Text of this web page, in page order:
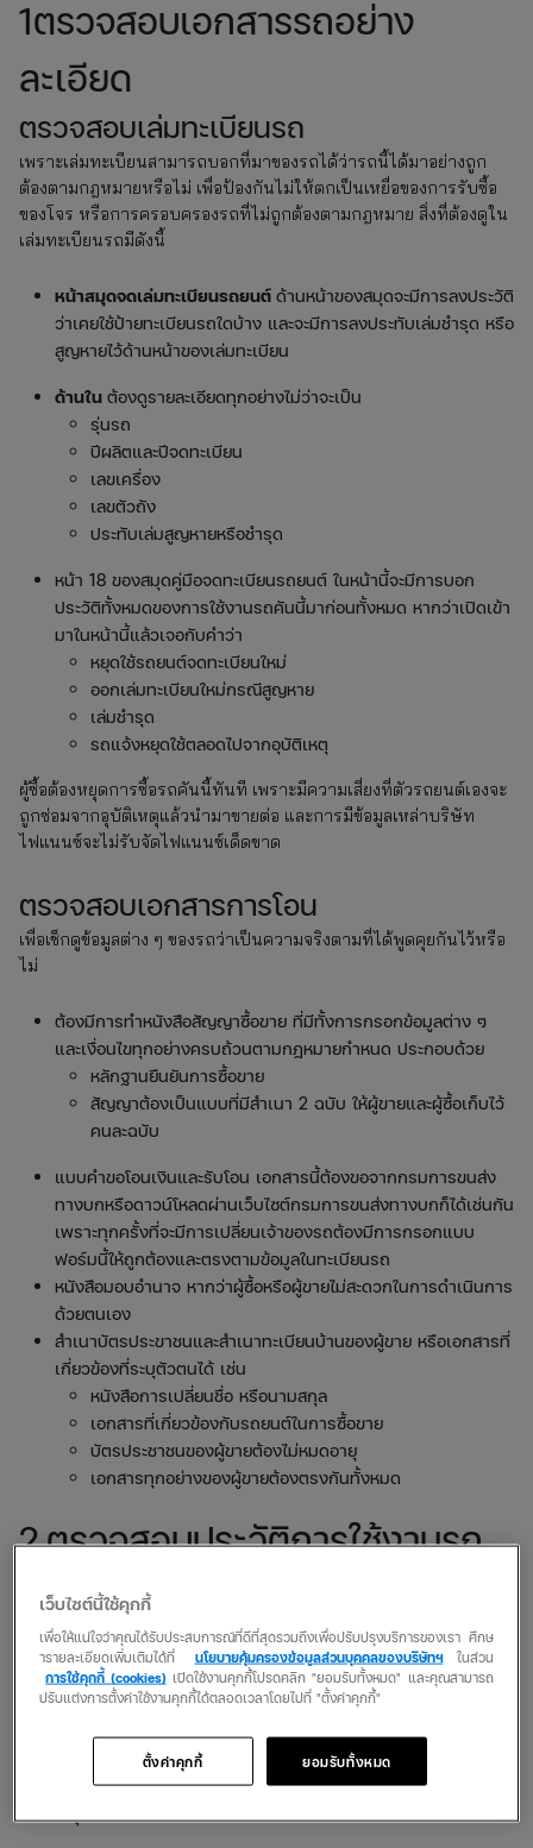
1ตรวจสอบเอกสารรถอย่าง
ละเอียด
ตรวจสอบเล่มทะเบียนรถ
เพราะเล่มทะเบียนสามารถบอกที่มาของรถได้ว่ารถนี้ได้มาอย่างถูก
ต้องตามกฎหมายหรือไม่ เพื่อป้องกันไม่ให้ตกเป็นเหยื่อของการรับซื้อ
ของโจร หรือการครอบครองรถที่ไม่ถูกต้องตามกฎหมาย สิ่งที่ต้องดูใน
เล่มทะเบียนรถมีดังนี้
หน้าสมุดจดเล่มทะเบียนรถยนต์ ด้านหน้าของสมุดจะมีการลงประวัติ
ว่าเคยใช้ป้ายทะเบียนรถใดบ้าง และจะมีการลงประทับเล่มชำรุด หรือ
สูญหายไว้ด้านหน้าของเล่มทะเบียน
ด้านใน ต้องดูรายละเอียดทุกอย่างไม่ว่าจะเป็น
รุ่นรถ
ปีผลิตและปีจดทะเบียน
เลขเครื่อง
เลขตัวถัง
ประทับเล่มสูญหายหรือชำรุด
หน้า 18 ของสมุดคู่มือจดทะเบียนรถยนต์ ในหน้านี้จะมีการบอก
ประวัติทั้งหมดของการใช้งานรถคันนี้มาก่อนทั้งหมด หากว่าเปิดเข้า
มาในหน้านี้แล้วเจอกับคำว่า
หยุดใช้รถยนต์จดทะเบียนใหม่
ออกเล่มทะเบียนใหม่กรณีสูญหาย
เล่มชำรุด
รถแจ้งหยุดใช้ตลอดไปจากอุบัติเหตุ
ผู้ซื้อต้องหยุดการซื้อรถคันนี้ทันที เพราะมีความเสี่ยงที่ตัวรถยนต์เองจะ
ถูกซ่อมจากอุบัติเหตุแล้วนำมาขายต่อ และการมีข้อมูลเหล่าบริษัท
ไฟแนนซ์จะไม่รับจัดไฟแนนซ์เด็ดขาด
ตรวจสอบเอกสารการโอน
เพื่อเช็กดูข้อมูลต่าง ๆ ของรถว่าเป็นความจริงตามที่ได้พูดคุยกันไว้หรือ
ไม่
ต้องมีการทำหนังสือสัญญาซื้อขาย ที่มีทั้งการกรอกข้อมูลต่าง ๆ
และเงื่อนไขทุกอย่างครบถ้วนตามกฎหมายกำหนด ประกอบด้วย
หลักฐานยืนยันการซื้อขาย
สัญญาต้องเป็นแบบที่มีสำเนา 2 ฉบับ ให้ผู้ขายและผู้ซื้อเก็บไว้
คนละฉบับ
แบบคำขอโอนเงินและรับโอน เอกสารนี้ต้องขอจากกรมการขนส่ง
ทางบกหรือดาวน์โหลดผ่านเว็บไซต์กรมการขนส่งทางบกก็ได้เช่นกัน
เพราะทุกครั้งที่จะมีการเปลี่ยนเจ้าของรถต้องมีการกรอกแบบ
ฟอร์มนี้ให้ถูกต้องและตรงตามข้อมูลในทะเบียนรถ
หนังสือมอบอำนาจ หากว่าผู้ซื้อหรือผู้ขายไม่สะดวกในการดำเนินการ
ด้วยตนเอง
สำเนาบัตรประขาชนและสำเนาทะเบียนบ้านของผู้ขาย หรือเอกสารที่
เกี่ยวข้องที่ระบุตัวตนได้ เช่น
หนังสือการเปลี่ยนชื่อ หรือนามสกุล
เอกสารที่เกี่ยวข้องกับรถยนต์ในการซื้อขาย
บัตรประชาชนของผู้ขายต้องไม่หมดอายุ
เอกสารทุกอย่างของผู้ขายต้องตรงกันทั้งหมด
2.ตรวจสอบประวัติการใช้งานรถ
เพื่อดูความเป็นจริง
ในการซื้อรถมือสอง เราอาจจะเห็นข้อมูลของรถที่น่าสนใจและตรงกับ
ความต้องการทุกอย่าง ก่อนที่จะเชื่อจึงต้องมีการตรวจสอบประวัติของ
รถดังนี้
สอบถามเกี่ยวกับอุบัติเหตุของรถ
หากว่าพบว่ารถเคยมีอุบัติเหตุมาก่อนให้ทำการตรวจสอบความเสีย
เว็บไซต์นี้ใช้คุกกี้
เพื่อให้แน่ใจว่าคุณได้รับประสบการณ์ที่ดีที่สุดรวมถึงเพื่อปรับปรุงบริการของเรา ศึกษ
ารายละเอียดเพิ่มเติมได้ที่
นโยบายคุ้มครองข้อมูลส่วนบุคคลของบริษัทฯในส่วน
การใช้คุกกี้ (cookies) เปิดใช้งานคุกกี้โปรดคลิก "ยอมรับทั้งหมด" และคุณสามารถ
ปรับแต่งการตั้งค่าใช้งานคุกกี้ได้ตลอดเวลาโดยไปที่ "ตั้งค่าคุกกี้"
ยอมรับทั้งหมด
ตั้งค่าคุกกี้